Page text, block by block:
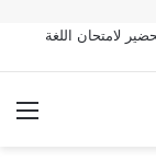
لامتحان اللغة